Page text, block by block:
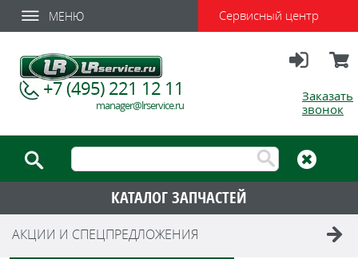
МЕНЮ Сервисный центр
Заказать
звонок
+7 (495) 221 12 11
manager@lrservice.ru
КАТАЛОГ ЗАПЧАСТЕЙ
АКЦИИ И СПЕЦПРЕДЛОЖЕНИЯ